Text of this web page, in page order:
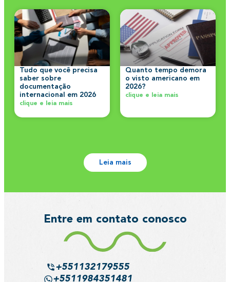
Tudo que você precisa
saber sobre
documentação
internacional em 2026
clique e leia mais
Quanto tempo demora
o visto americano em
2026?
clique e leia mais
Leia mais
Entre em contato conosco
+551132179555
+5511984351481